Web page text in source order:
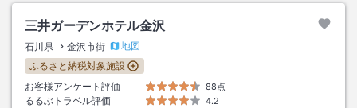
三井ガーデンホテル金沢
石川県 金沢市街
地図
ふるさと納税対象施設
お客様アンケート評価
88点
るるぶトラベル評価
4.2